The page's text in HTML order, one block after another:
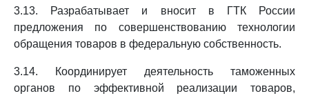
3.13. Разрабатывает и вносит в ГТК России
предложения по совершенствованию технологии
обращения товаров в федеральную собственность.
3.14. Координирует деятельность таможенных
органов по эффективной реализации товаров,